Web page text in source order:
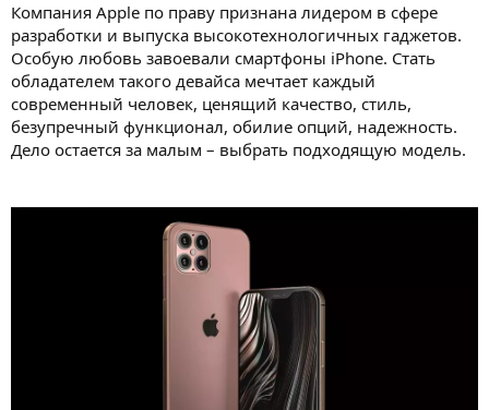
Компания Apple по праву признана лидером в сфере
разработки и выпуска высокотехнологичных гаджетов.
Особую любовь завоевали смартфоны iPhone. Стать
обладателем такого девайса мечтает каждый
современный человек, ценящий качество, стиль,
безупречный функционал, обилие опций, надежность.
Дело остается за малым – выбрать подходящую модель.